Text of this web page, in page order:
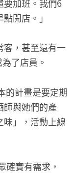
要加班。我們6
開店。」
客，甚至還有一
了店員。
的計畫是要定期
師與她們的產
」，活動上線
確實有需求，